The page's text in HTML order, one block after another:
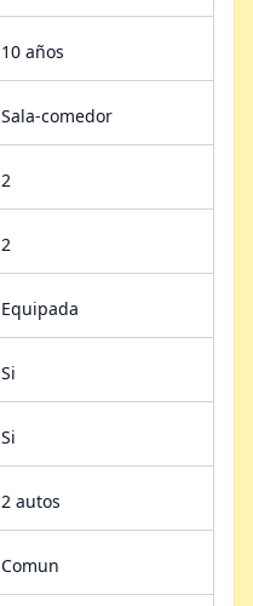
10 años
Sala-comedor
2
2
Equipada
Si
Si
2 autos
Comun